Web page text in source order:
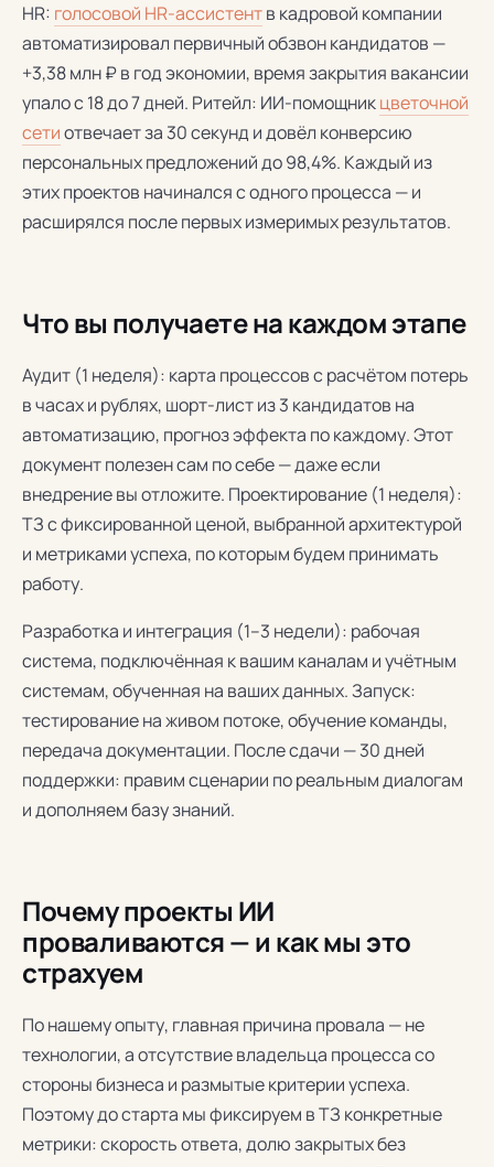
HR: голосовой HR-ассистентв кадровой компании
автоматизировал первичный обзвон кандидатов —
+3,38 млн ₽ в год экономии, время закрытия вакансии
упало с 18 до 7 дней. Ритейл: ИИ-помощникцветочной
сетиотвечает за 30 секунд и довёл конверсию
персональных предложений до 98,4%. Каждый из
этих проектов начинался с одного процесса — и
расширялся после первых измеримых результатов.
Что вы получаете на каждом этапе
Аудит (1 неделя): карта процессов с расчётом потерь
в часах и рублях, шорт-лист из 3 кандидатов на
автоматизацию, прогноз эффекта по каждому. Этот
документ полезен сам по себе — даже если
внедрение вы отложите. Проектирование (1 неделя):
ТЗ с фиксированной ценой, выбранной архитектурой
и метриками успеха, по которым будем принимать
работу.
Разработка и интеграция (1–3 недели): рабочая
система, подключённая к вашим каналам и учётным
системам, обученная на ваших данных. Запуск:
тестирование на живом потоке, обучение команды,
передача документации. После сдачи — 30 дней
поддержки: правим сценарии по реальным диалогам
и дополняем базу знаний.
Почему проекты ИИ
проваливаются — и как мы это
страхуем
По нашему опыту, главная причина провала — не
технологии, а отсутствие владельца процесса со
стороны бизнеса и размытые критерии успеха.
Поэтому до старта мы фиксируем в ТЗ конкретные
метрики: скорость ответа, долю закрытых без